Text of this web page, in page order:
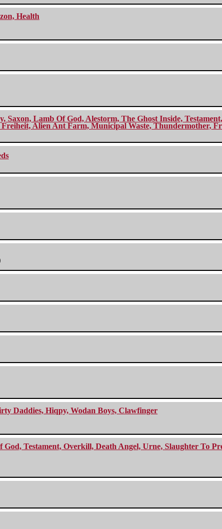
Health
Saxon, Lamb Of God, Alestorm, The Ghost Inside,
Alien Ant Farm, Municipal Waste, Thundermother,
Daddies, Hiqpy, Wodan Boys, Clawfinger
God, Testament, Overkill, Death Angel, Urne, Slaughter To